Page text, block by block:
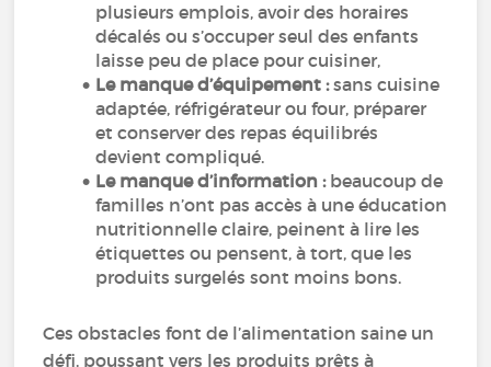
plusieurs emplois, avoir des horaires
décalés ou s’occuper seul des enfants
laisse peu de place pour cuisiner,
Le manque d’équipement :sans cuisine
adaptée, réfrigérateur ou four, préparer
et conserver des repas équilibrés
devient compliqué.
Le manque d’information :beaucoup de
familles n’ont pas accès à une éducation
nutritionnelle claire, peinent à lire les
étiquettes ou pensent, à tort, que les
produits surgelés sont moins bons.
Ces obstacles font de l’alimentation saine un
défi, poussant vers les produits prêts à